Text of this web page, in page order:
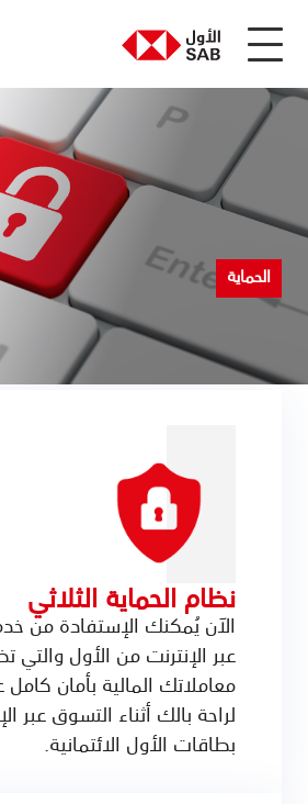
عن
الأول
الأول
للاستثمار
الحماية
نظام الحماية الثلاثي
الآن يُمكنك الإستفادة من
عبر الإنترنت من الأول والتي
معاملاتك المالية بأمان كامل
لراحة بالك أثناء التسوق عبر
بطاقات الأول الائتمانية.